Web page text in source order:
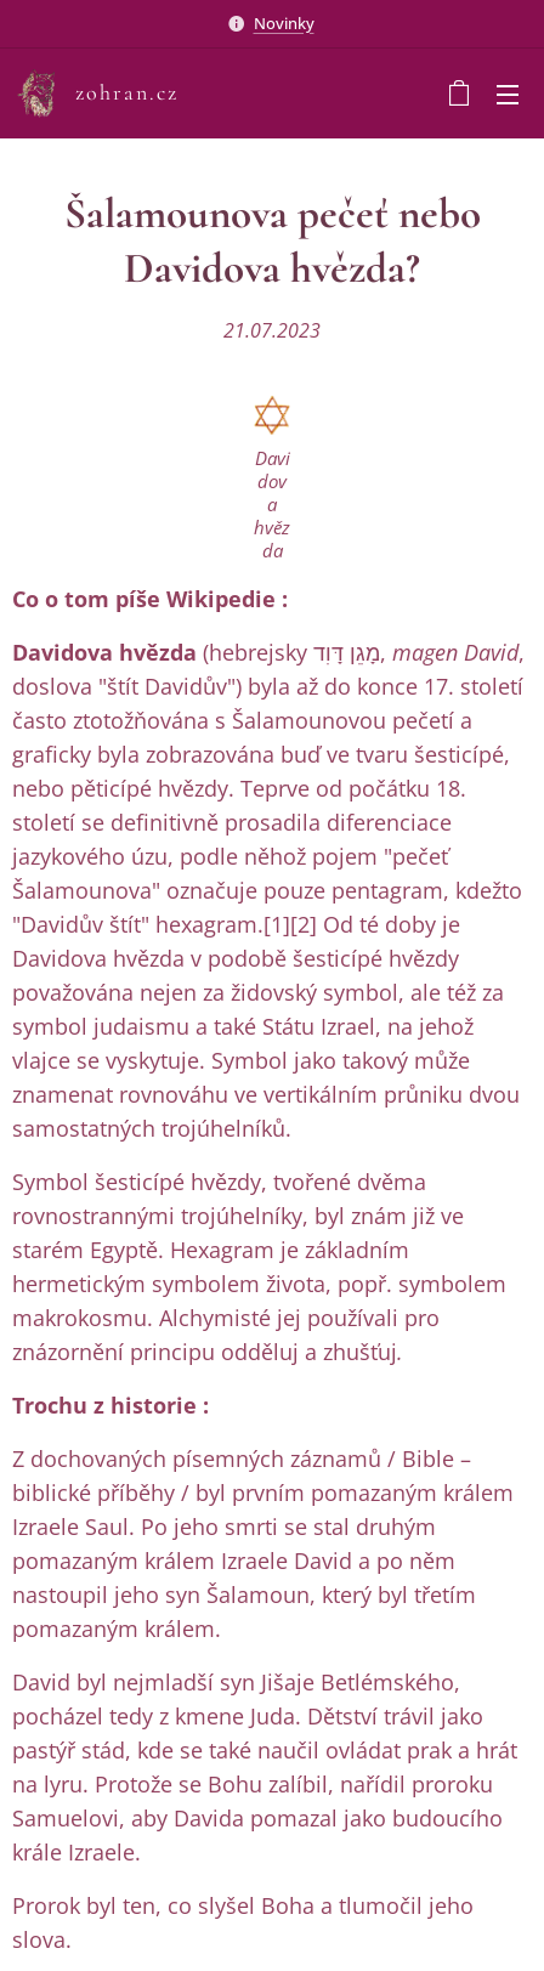
Novinky
zohran.cz
Šalamounova pečeť nebo
Davidova hvězda?
21.07.2023
Davi
dov
a
hvěz
da
Co o tom píše Wikipedie :
Davidova hvězda
(hebrejsky מָגֵן דָּוִד, magen David,
doslova "štít Davidův") byla až do konce 17. století
často ztotožňována s Šalamounovou pečetí a
graficky byla zobrazována buď ve tvaru šesticípé,
nebo pěticípé hvězdy. Teprve od počátku 18.
století se definitivně prosadila diferenciace
jazykového úzu, podle něhož pojem "pečeť
Šalamounova" označuje pouze pentagram, kdežto
"Davidův štít" hexagram.[1][2] Od té doby je
Davidova hvězda v podobě šesticípé hvězdy
považována nejen za židovský symbol, ale též za
symbol judaismu a také Státu Izrael, na jehož
vlajce se vyskytuje. Symbol jako takový může
znamenat rovnováhu ve vertikálním průniku dvou
samostatných trojúhelníků.
Symbol šesticípé hvězdy, tvořené dvěma
rovnostrannými trojúhelníky, byl znám již ve
starém Egyptě. Hexagram je základním
hermetickým symbolem života, popř. symbolem
makrokosmu. Alchymisté jej používali pro
znázornění principu odděluj a zhušťuj.
Trochu z historie :
Z dochovaných písemných záznamů / Bible –
biblické příběhy / byl prvním pomazaným králem
Izraele Saul. Po jeho smrti se stal druhým
pomazaným králem Izraele David a po něm
nastoupil jeho syn Šalamoun, který byl třetím
pomazaným králem.
David byl nejmladší syn Jišaje Betlémského,
pocházel tedy z kmene Juda. Dětství trávil jako
pastýř stád, kde se také naučil ovládat prak a hrát
na lyru. Protože se Bohu zalíbil, nařídil proroku
Samuelovi, aby Davida pomazal jako budoucího
krále Izraele.
Prorok byl ten, co slyšel Boha a tlumočil jeho
slova.